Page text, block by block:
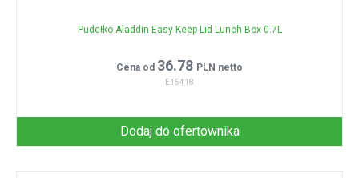
Pudełko Aladdin Easy-Keep Lid Lunch Box 0.7L
Cena od 36.78 PLN netto
E15418
Dodaj do ofertownika